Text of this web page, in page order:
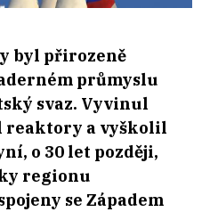
byl přirozeně
průmyslu
svaz. Vyvinul
reaktory a vyškolil
o 30 let později,
regionu
se Západem